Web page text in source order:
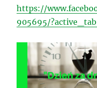
https://
905695/